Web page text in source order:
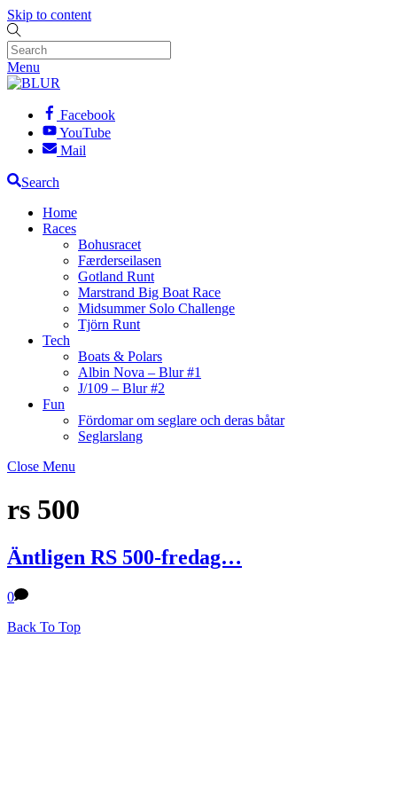
Skip to content
Menu
Facebook
YouTube
Mail
Search
Home
Races
Bohusracet
Færderseilasen
Gotland Runt
Marstrand Big Boat Race
Midsummer Solo Challenge
Tjörn Runt
Tech
Boats & Polars
Albin Nova – Blur #1
J/109 – Blur #2
Fun
Fördomar om seglare och deras båtar
Seglarslang
Close Menu
rs 500
Äntligen RS 500-fredag…
0
Back To Top